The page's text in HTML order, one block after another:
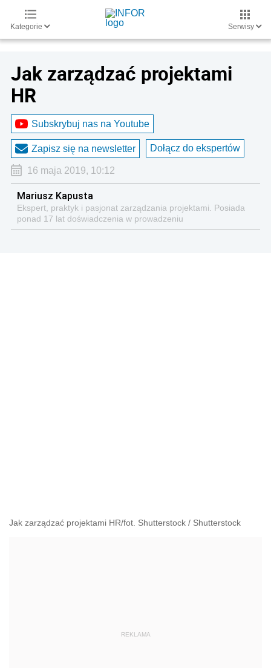
Kategorie Serwisy
Jak zarządzać projektami
HR
Subskrybuj nas na Youtube
Zapisz się na newsletter Dołącz do ekspertów
16 maja 2019, 10:12
Mariusz Kapusta
Ekspert, praktyk i pasjonat zarządzania projektami. Posiada
ponad 17 lat doświadczenia w prowadzeniu
międzynarodowych projektów dla Procter & Gamble,
Jak zarządzać projektami HR/fot. Shutterstock / Shutterstock